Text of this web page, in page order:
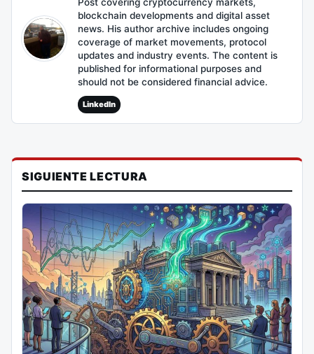
Post covering cryptocurrency markets,
blockchain developments and digital asset
news. His author archive includes ongoing
coverage of market movements, protocol
updates and industry events. The content is
published for informational purposes and
should not be considered financial advice.
LinkedIn
SIGUIENTE LECTURA